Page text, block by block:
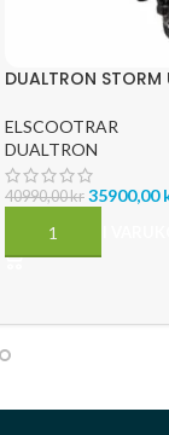
DUALTRON STORM
ELSCOOTRAR
DUALTRON
40990,00kr 35900,00
LÄGG TILL I